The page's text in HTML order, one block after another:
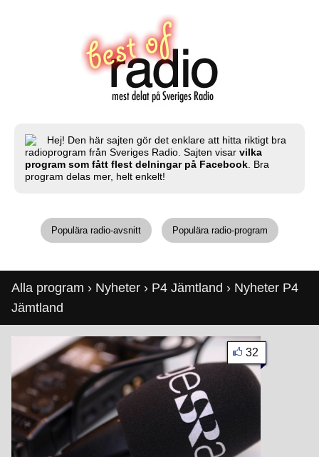
Hej! Den här sajten gör det enklare att hitta riktigt bra
radioprogram från Sveriges Radio. Sajten visar vilka
program som fått flest delningar på Facebook . Bra
program delas mer, helt enkelt!
Populära radio-avsnitt Populära radio-program
Alla program › Nyheter › P4 Jämtland › Nyheter P4
Jämtland
32